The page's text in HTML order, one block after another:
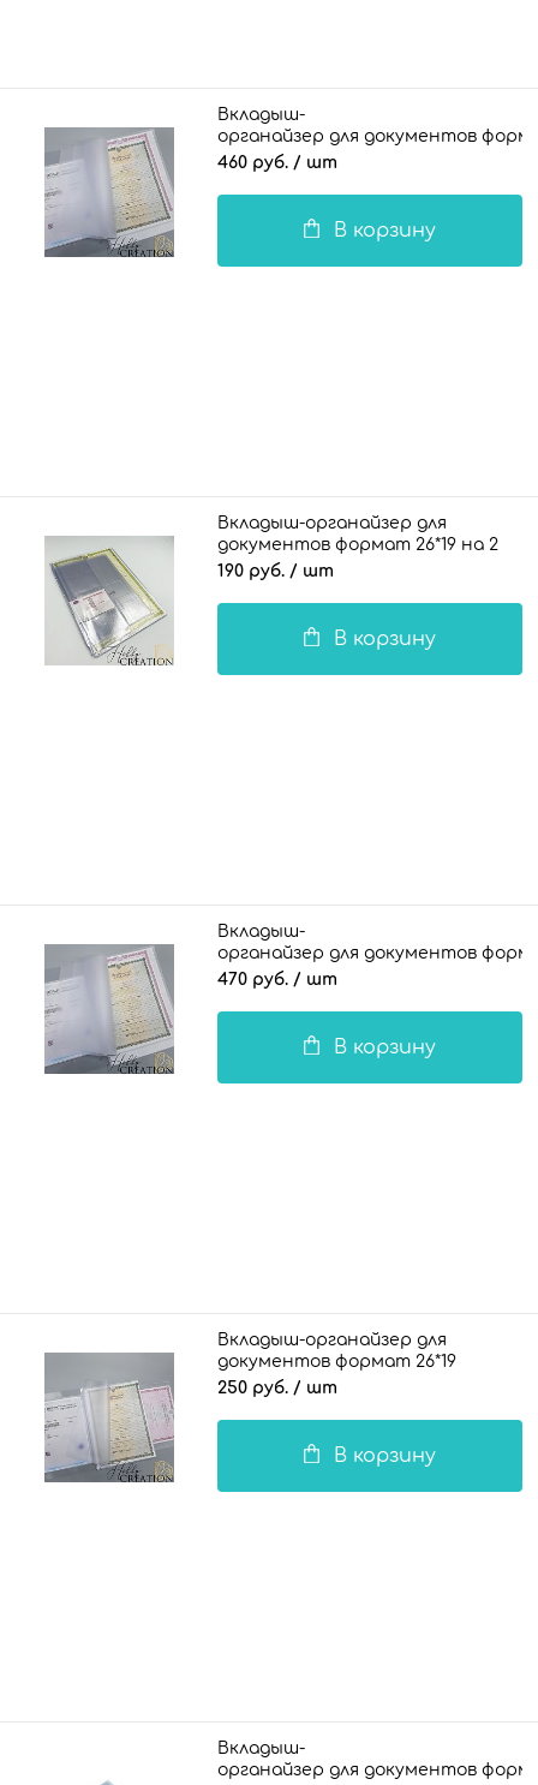
Вкладыш-
органайзер для документов
460 руб. / шт
В корзину
Вкладыш-органайзер для
документов формат 26*19 на 2
комплекта документов 140 мкн.
190 руб. / шт
В корзину
Вкладыш-
органайзер для документов
470 руб. / шт
В корзину
Вкладыш-органайзер для
документов формат 26*19
(складной) на 2 комплекта
250 руб. / шт
В корзину
Вкладыш-
органайзер для документов